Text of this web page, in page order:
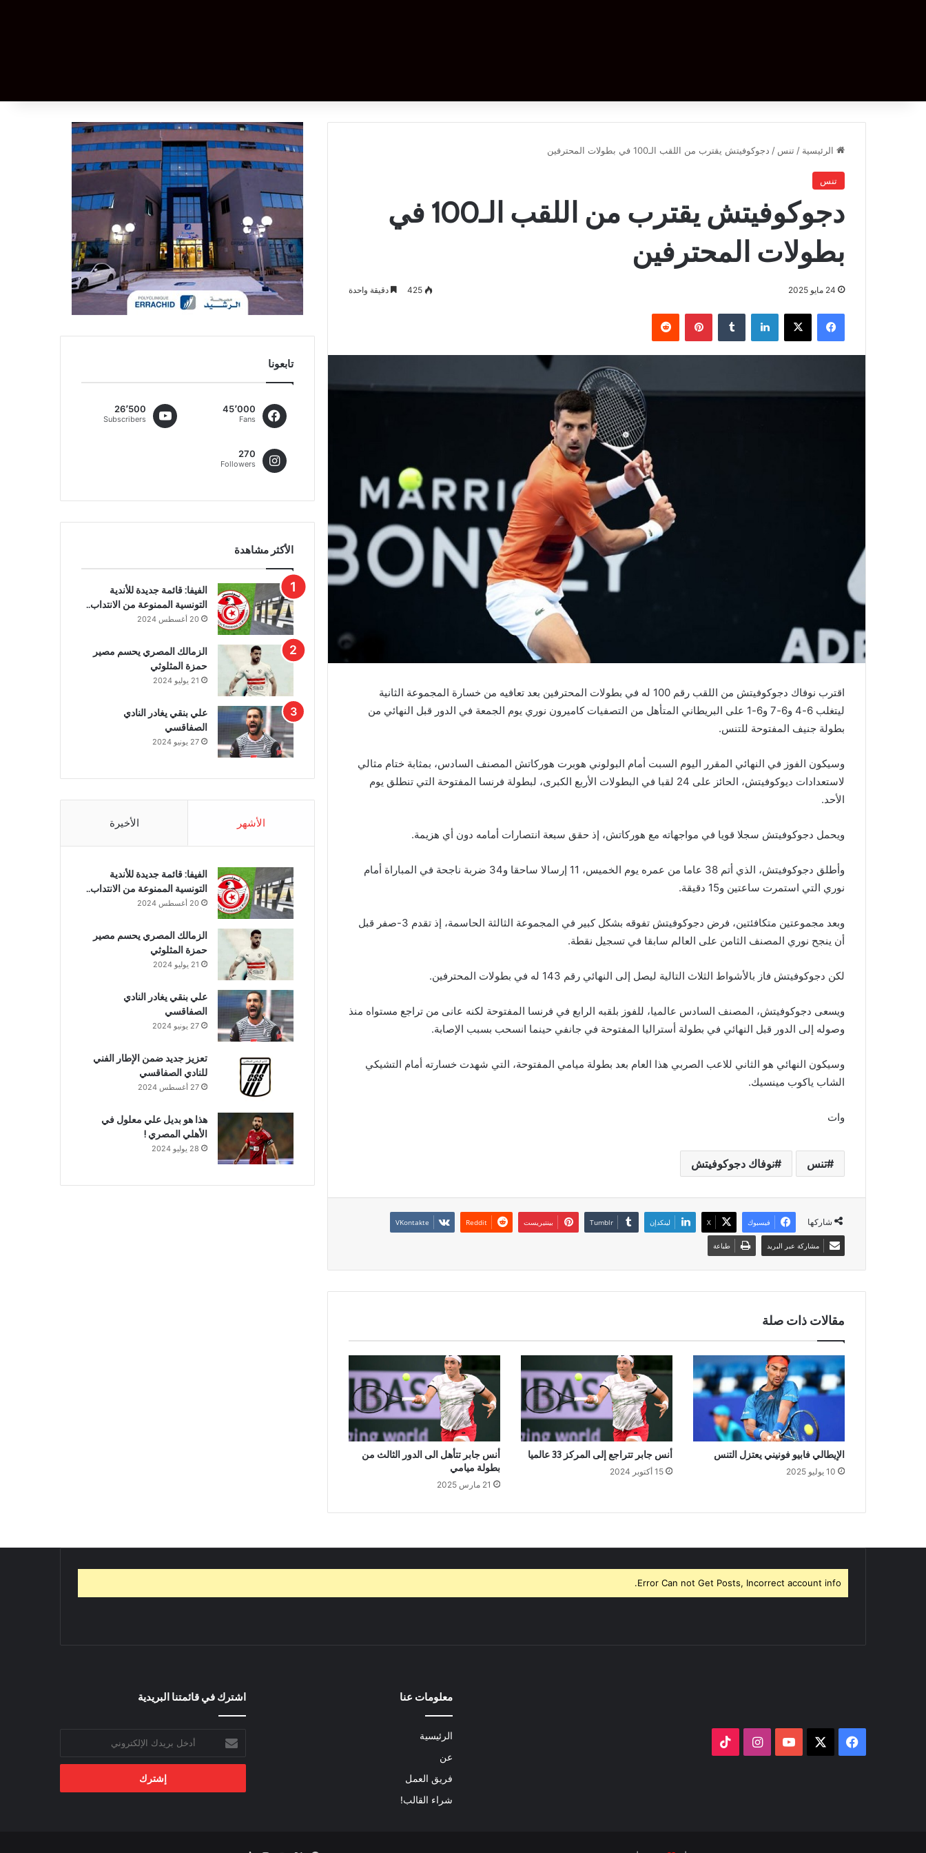
الرئيسية / تنس / دجوكوفيتش يقترب من اللقب الـ100 في بطولات المحترفين
تنس
دجوكوفيتش يقترب من اللقب الـ100 في
بطولات المحترفين
24 مايو 2025 425 دقيقة واحدة
فيسبوك ‫X لينكدإن بينتيريست
اقترب نوفاك دجوكوفيتش من اللقب رقم 100 له في بطولات المحترفين بعد تعافيه من خسارة المجموعة الثانية
ليتغلب 6-4 و6-7 و6-1 على البريطاني المتأهل من التصفيات كاميرون نوري يوم الجمعة في الدور قبل النهائي من
بطولة جنيف المفتوحة للتنس.
وسيكون الفوز في النهائي المقرر اليوم السبت أمام البولوني هوبرت هوركاتش المصنف السادس، بمثابة ختام مثالي
لاستعدادات ديوكوفيتش، الحائز على 24 لقبا في البطولات الأربع الكبرى، لبطولة فرنسا المفتوحة التي تنطلق يوم
الأحد.
ويحمل دجوكوفيتش سجلا قويا في مواجهاته مع هوركاتش، إذ حقق سبعة انتصارات أمامه دون أي هزيمة.
وأطلق دجوكوفيتش، الذي أتم 38 عاما من عمره يوم الخميس، 11 إرسالا ساحقا و34 ضربة ناجحة في المباراة أمام
نوري التي استمرت ساعتين و15 دقيقة.
وبعد مجموعتين متكافئتين، فرض دجوكوفيتش تفوقه بشكل كبير في المجموعة الثالثة الحاسمة، إذ تقدم 3-صفر قبل
أن ينجح نوري المصنف الثامن على العالم سابقا في تسجيل نقطة.
لكن دجوكوفيتش فاز بالأشواط الثلاث التالية ليصل إلى النهائي رقم 143 له في بطولات المحترفين.
ويسعى دجوكوفيتش، المصنف السادس عالميا، للفوز بلقبه الرابع في فرنسا المفتوحة لكنه عانى من تراجع مستواه منذ
وصوله إلى الدور قبل النهائي في بطولة أستراليا المفتوحة في جانفي حينما انسحب بسبب الإصابة.
وسيكون النهائي هو الثاني للاعب الصربي هذا العام بعد بطولة ميامي المفتوحة، التي شهدت خسارته أمام التشيكي
الشاب ياكوب مينسيك.
وات
تنس نوفاك دجوكوفيتش
شاركها فيسبوك ‫X لينكدإن بينتيريست
مشاركة عبر البريد طباعة
مقالات ذات صلة
الإيطالي فابيو فونيني يعتزل التنس
10 يوليو 2025
أنس جابر تتراجع إلى المركز 33 عالميا
15 أكتوبر 2024
أنس جابر تتأهل الى الدور الثالث من
بطولة ميامي
21 مارس 2025
تابعونا
45٬000
Fans
26٬500
Subscribers
270
Followers
الأكثر مشاهدة
الفيفا: قائمة جديدة للأندية
التونسية الممنوعة من الانتداب..
20 أغسطس 2024
الزمالك المصري يحسم مصير
حمزة المثلوثي
21 يوليو 2024
علي بنقي يغادر النادي
الصفاقسي
27 يونيو 2024
الأشهر الأخيرة
الفيفا: قائمة جديدة للأندية
التونسية الممنوعة من الانتداب..
20 أغسطس 2024
الزمالك المصري يحسم مصير
حمزة المثلوثي
21 يوليو 2024
علي بنقي يغادر النادي
الصفاقسي
27 يونيو 2024
تعزيز جديد ضمن الإطار الفني
للنادي الصفاقسي
27 أغسطس 2024
هذا هو بديل علي معلول في
الأهلي المصري !
28 يوليو 2024
Error Can not Get Posts, Incorrect account info.
فيسبوك ‫YouTubeانستقرام
معلومات عنا
الرئيسية
عن
فريق العمل
شراء القالب!
اشترك في قائمتنا البريدية
بريدك
الإلكتروني